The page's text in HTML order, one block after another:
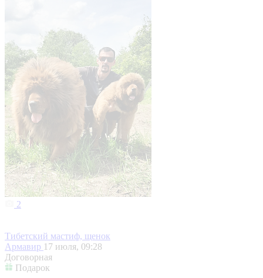
2
Тибетский мастиф, щенок
Армавир 17 июля, 09:28
Договорная
Подарок